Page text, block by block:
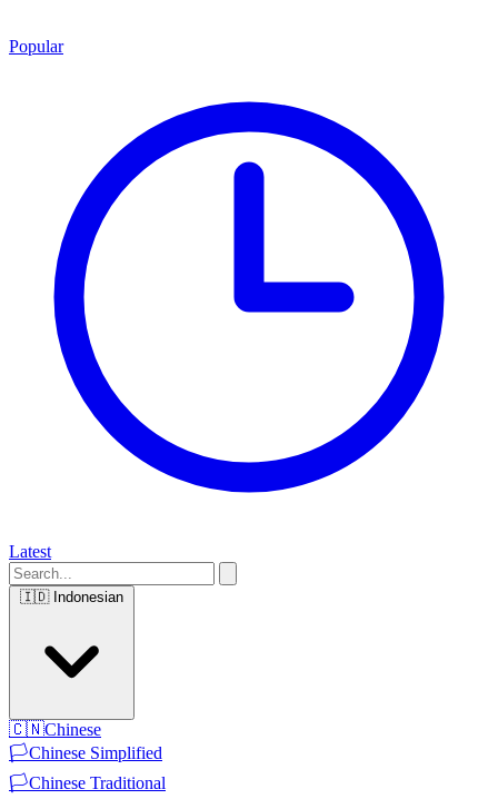
Popular
Latest
🇮🇩 Indonesian
🇨🇳Chinese
🏳️Chinese Simplified
🏳️Chinese Traditional